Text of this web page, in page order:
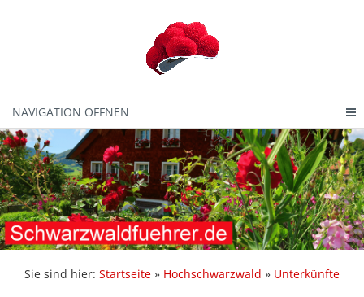
NAVIGATION ÖFFNEN
Sie sind hier: Startseite » Hochschwarzwald » Unterkünfte